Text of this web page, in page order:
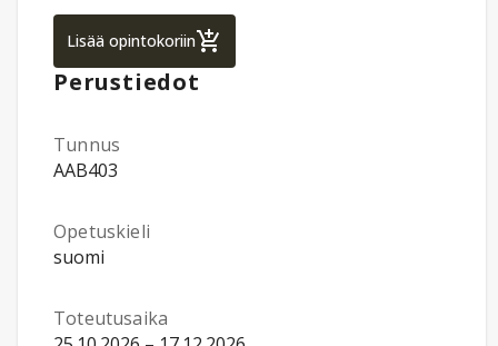
Lisää opintokoriinDigitaalinen kuntoutus ja ohjaustyö
Perustiedot
Tunnus
AAB403
Opetuskieli
suomi
Toteutusaika